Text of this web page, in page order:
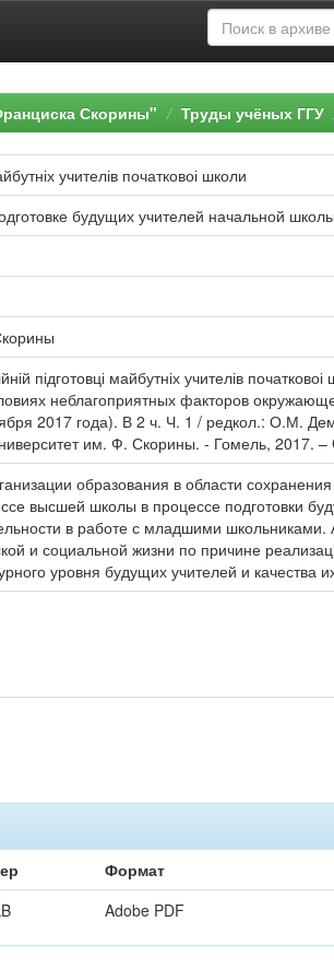
Скорины" Труды учёных ГГУ
учителів початковоі школи
будущих учителей начальной школы
підготовці майбутніх учителів
неблагоприятных факторов
2017 года). В 2 ч. Ч. 1 / редкол.: О.М.
им. Ф. Скорины. - Гомель, 2017. –
образования в области
высшей школы в процессе подготовки
в работе с младшими
и социальной жизни по причине
уровня будущих учителей и качества
Формат
Adobe PDF